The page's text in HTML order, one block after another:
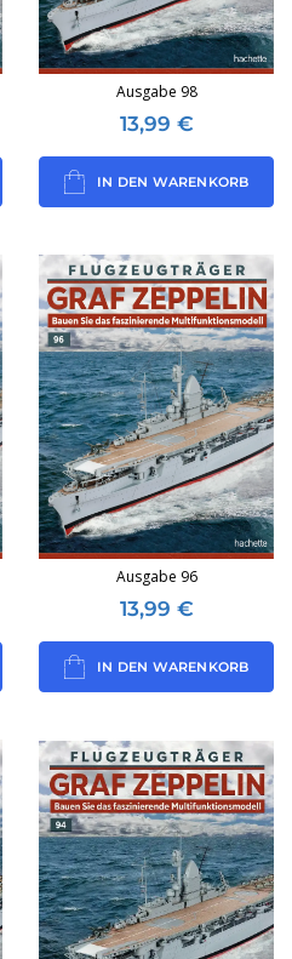
Ausgabe 98
13,99 €
IN DEN WARENKORB
Ausgabe 96
13,99 €
IN DEN WARENKORB